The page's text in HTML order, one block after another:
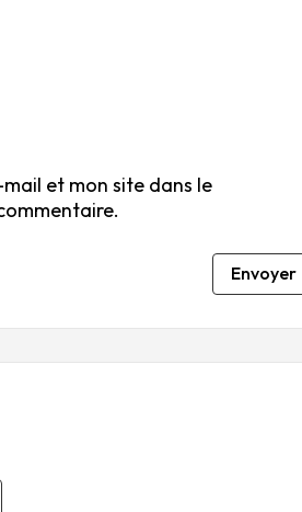
et mon site dans le
Envoyer